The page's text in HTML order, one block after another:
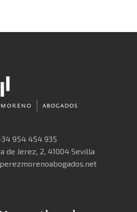
954 454 935
de Jerez, 2, 41004 Sevilla